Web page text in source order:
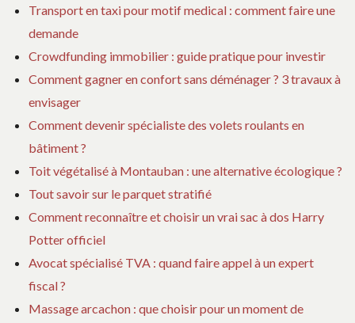
Transport en taxi pour motif medical : comment faire une
demande
Crowdfunding immobilier : guide pratique pour investir
Comment gagner en confort sans déménager ? 3 travaux à
envisager
Comment devenir spécialiste des volets roulants en
bâtiment ?
Toit végétalisé à Montauban : une alternative écologique ?
Tout savoir sur le parquet stratifié
Comment reconnaître et choisir un vrai sac à dos Harry
Potter officiel
Avocat spécialisé TVA : quand faire appel à un expert
fiscal ?
Massage arcachon : que choisir pour un moment de